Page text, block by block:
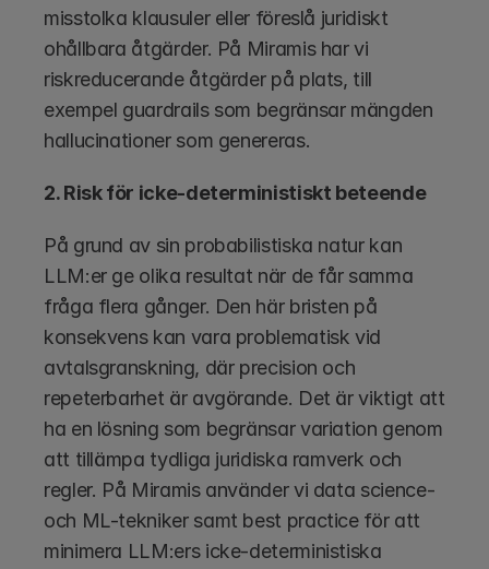
misstolka klausuler eller föreslå juridiskt
ohållbara åtgärder. På Miramis har vi
riskreducerande åtgärder på plats, till
exempel guardrails som begränsar mängden
hallucinationer som genereras.
2. Risk för icke-deterministiskt beteende
På grund av sin probabilistiska natur kan
LLM:er ge olika resultat när de får samma
fråga flera gånger. Den här bristen på
konsekvens kan vara problematisk vid
avtalsgranskning, där precision och
repeterbarhet är avgörande. Det är viktigt att
ha en lösning som begränsar variation genom
att tillämpa tydliga juridiska ramverk och
regler. På Miramis använder vi data science-
och ML-tekniker samt best practice för att
minimera LLM:ers icke-deterministiska